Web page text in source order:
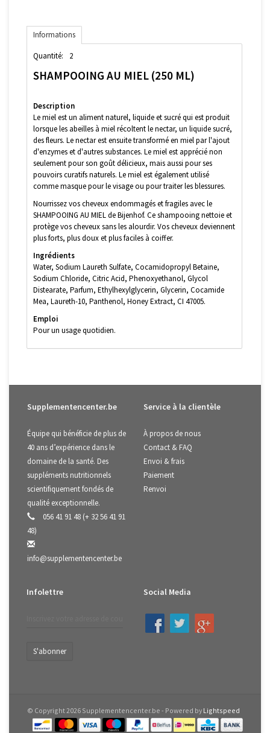
Informations
Quantité: 2
SHAMPOOING AU MIEL (250 ML)
Description
Le miel est un aliment naturel, liquide et sucré qui est produit
lorsque les abeilles à miel récoltent le nectar, un liquide sucré,
des fleurs. Le nectar est ensuite transformé en miel par l'ajout
d'enzymes et d'autres substances. Le miel est apprécié non
seulement pour son goût délicieux, mais aussi pour ses
pouvoirs curatifs naturels. Le miel est également utilisé
comme masque pour le visage ou pour traiter les blessures.
Nourrissez vos cheveux endommagés et fragiles avec le
SHAMPOOING AU MIEL de Bijenhof. Ce shampooing nettoie et
protège vos cheveux sans les alourdir. Vos cheveux deviennent
plus forts, plus doux et plus faciles à coiffer.
Ingrédients
Water, Sodium Laureth Sulfate, Cocamidopropyl Betaine,
Sodium Chloride, Citric Acid, Phenoxyethanol, Glycol
Distearate, Parfum, Ethylhexylglycerin, Glycerin, Cocamide
Mea, Laureth-10, Panthenol, Honey Extract, CI 47005.
Emploi
Pour un usage quotidien.
Supplementencenter.be
Équipe qui bénéficie de plus de
40 ans d’expérience dans le
domaine de la santé. Des
suppléments nutritionnels
scientifiquement fondés de
qualité exceptionnelle.
056 41 91 48 (+ 32 56 41 91
48)
info@supplementencenter.be
Service à la clientèle
À propos de nous
Contact & FAQ
Envoi & frais
Paiement
Renvoi
Infolettre
S'abonner
Social Media
© Copyright 2026 Supplementencenter.be - Powered by Lightspeed